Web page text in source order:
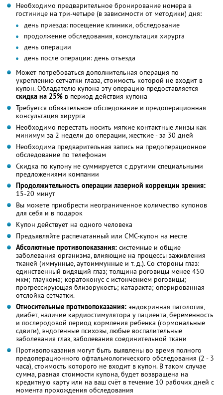
Необходимо предварительное бронирование номера в
гостинице на три-четыре (в зависимости от методики) дня:
день приезда: посещение клиники, обследование
продолжение обследования, консультация хирурга
день операции
день после операции: день отъезда
Может потребоваться дополнительная операция по
укреплению сетчатки глаза, стоимость которой не входит в
купон. Обладателю купона эту операцию предоставляется
скидка на 25% в период действия купона
Требуется обязательное обследование и предоперационная
консультация хирурга
Необходимо перестать носить мягкие контактные линзы как
минимум за 2 недели до операции, жесткие - за 30 дней
Необходима предварительная запись на предоперационное
обследование по телефонам
Скидка по купону не суммируется с другими специальными
предложениями компании
Продолжительность операции лазерной коррекции зрения:
15-20 минут
Вы можете приобрести неограниченное количество купонов
для себя и в подарок
Купон действует на одного человека
Предъявляйте распечатанный или СМС-купон на месте
Абсолютные противопоказания: системные и общие
заболевания организма, влияющие на процессы заживления
тканей (иммунные, аутоиммунные и т. д.). Со стороны глаз:
единственный видящий глаз; толщина роговицы менее 450
мкм; глаукома; кератоконус с истончением роговицы;
прогрессирующая близорукость; катаракта; оперированная
отслойка сетчатки.
Относительные противопоказания: эндокринная патология,
диабет, наличие кардиостимулятора у пациента, беременность
и послеродовой период кормления ребенка (гормональные
сдвиги), эндогенные психозы, любые воспалительные
заболевания глаз, заболевания соединительной ткани
Противопоказания могут быть выявлены во время полного
предоперационного офтальмологического обследования (2 - 3
часа), стоимость которого не входит в купон. В таком случае
сумма, равная стоимости купона, будет возвращена на
кредитную карту или на ваш счёт в течение 10 рабочих дней с
момента прохождения обследования